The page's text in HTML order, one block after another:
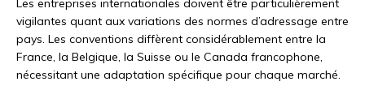
Les entreprises internationales doivent être particulièrement
vigilantes quant aux variations des normes d’adressage entre
pays. Les conventions diffèrent considérablement entre la
France, la Belgique, la Suisse ou le Canada francophone,
nécessitant une adaptation spécifique pour chaque marché.